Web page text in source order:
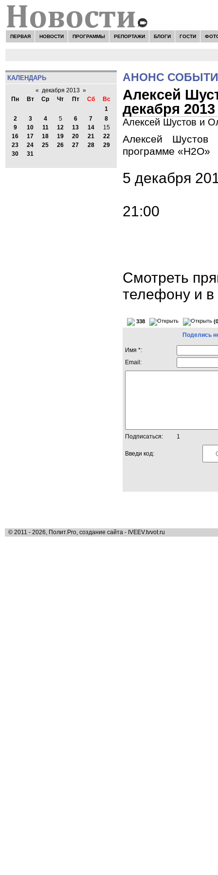
ПЕРВАЯ НОВОСТИ ПРОГРАММЫ РЕПОРТАЖИ БЛОГИ ГОСТИ
КАЛЕНДАРЬ
« декабря 2013 »
Пн
Вт Ср Чт Пт Сб
Вс
1
2
3 4 5 6 7
8
9
10 11 12 13 14
15
16
17 18 19 20 21
22
23
24 25 26 27 28
29
30
31
АНОНС
Алексей
декабря
Алексей Шустов и
Алексей
программе «Н2О»
5 декабря
21:00
Смотреть
телефону и
338
Поделись
Имя *:
Email:
Подписаться: 1
Введи код:
© 2011 - 2026, Полит.Pro, создание сайта - IVEEV.tvvot.ru